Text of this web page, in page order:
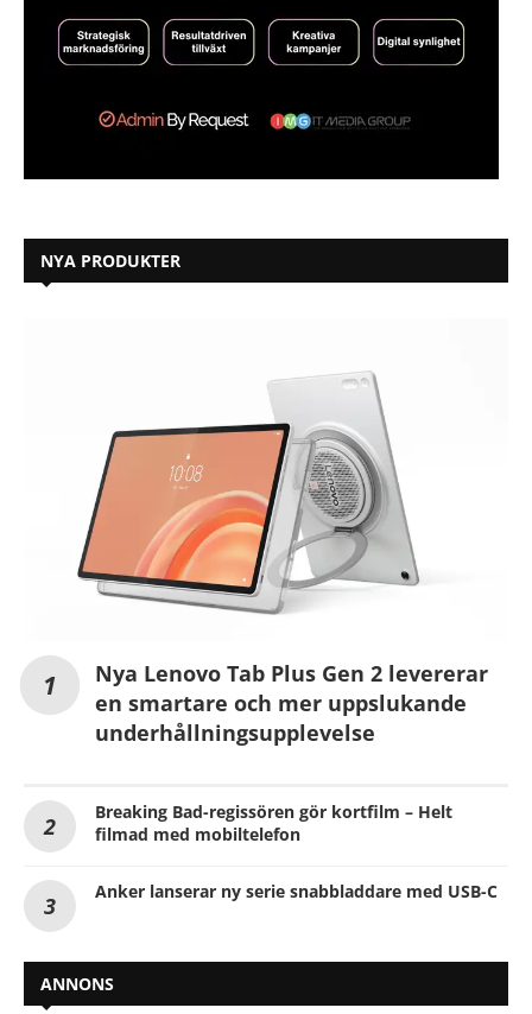
NYA PRODUKTER
Nya Lenovo Tab Plus Gen 2 levererar
en smartare och mer uppslukande
underhållningsupplevelse
Breaking Bad-regissören gör kortfilm – Helt
filmad med mobiltelefon
Anker lanserar ny serie snabbladdare med USB-C
ANNONS